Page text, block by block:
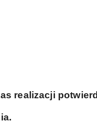
realizacji